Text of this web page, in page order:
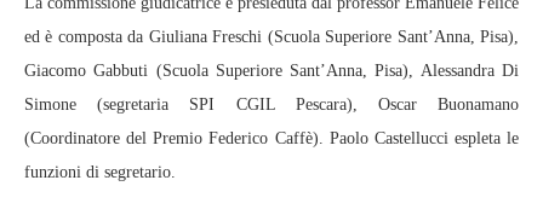
ed è composta da Giuliana Freschi (Scuola Superiore Sant’Anna, Pisa),
Giacomo Gabbuti (Scuola Superiore Sant’Anna, Pisa), Alessandra Di
Simone (segretaria SPI CGIL Pescara), Oscar Buonamano
(Coordinatore del Premio Federico Caffè). Paolo Castellucci espleta le
funzioni di segretario.